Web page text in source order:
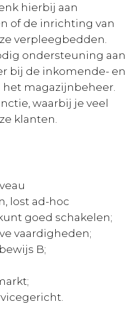
hierbij aan
of de inrichting van
verpleegbedden.
ondersteuning aan
bij de inkomende- en
magazijnbeheer.
waarbij je veel
klanten.
lost ad-hoc
goed schakelen;
vaardigheden;
B;